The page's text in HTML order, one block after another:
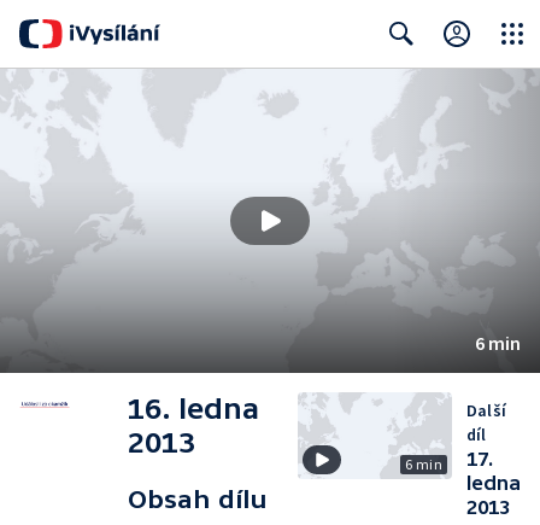
Search
6 min
16. ledna
2013
Obsah dílu
6 min
Další
díl
17.
ledna
2013